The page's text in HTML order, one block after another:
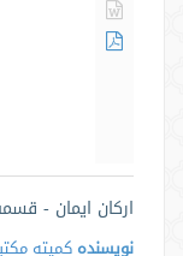
ارکان ایمان -
نویسنده کمیته